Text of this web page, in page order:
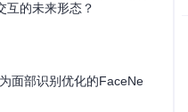
互的未来形态？
面部识别优化的FaceNe